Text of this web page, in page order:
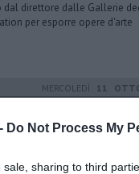
Do Not Process My
sharing to third
direttore dalle Gallerie
per esporre opere d'arte
MERCOLEDÌ 11
per i 35 anni nella sede di via